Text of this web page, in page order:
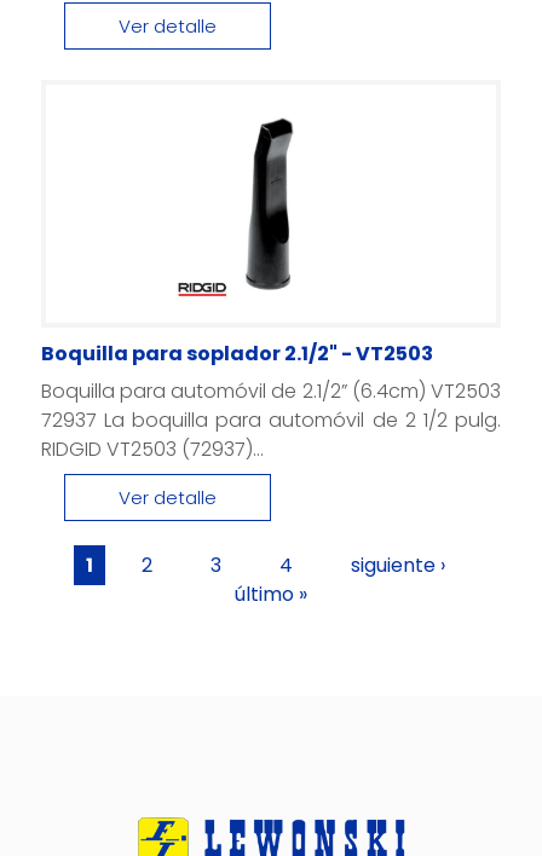
Ver detalle
Boquilla para soplador 2.1/2" - VT2503
Boquilla para automóvil de 2.1/2” (6.4cm) VT2503
72937 La boquilla para automóvil de 2 1/2 pulg.
RIDGID VT2503 (72937)...
Ver detalle
Páginas
1 2 3 4
siguiente ›
último »